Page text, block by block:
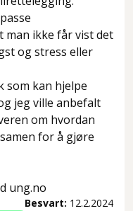
man ikke får vist det
og stress eller
som kan hjelpe
jeg ville anbefalt
om hvordan
for å gjøre
ung.no
Besvart: 12.2.2024